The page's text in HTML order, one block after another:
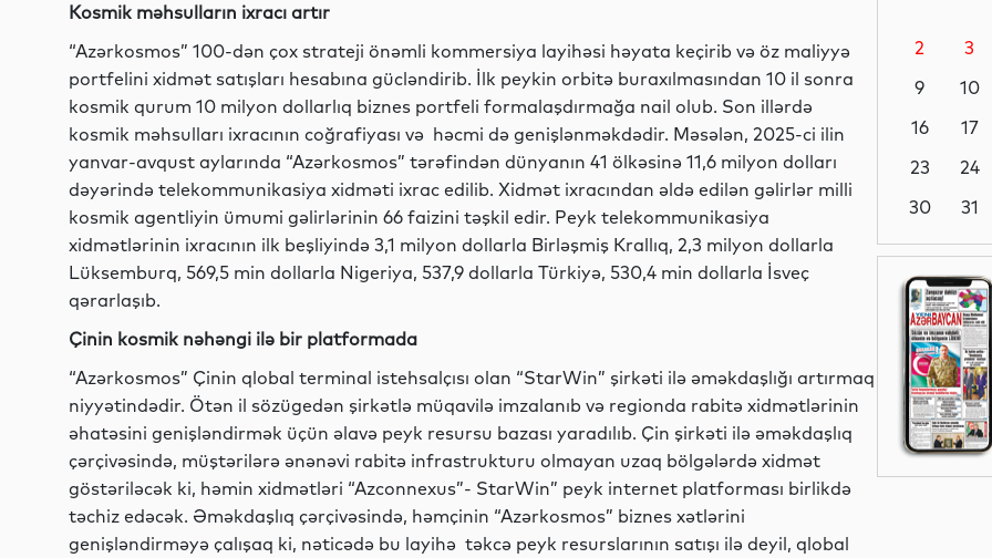
Kosmik məhsulların ixracı artır
“Azərkosmos” 100-dən çox strateji önəmli kommersiya layihəsi həyata keçirib və öz maliyyə
portfelini xidmət satışları hesabına gücləndirib. İlk peykin orbitə buraxılmasından 10 il sonra
kosmik qurum 10 milyon dollarlıq biznes portfeli formalaşdırmağa nail olub. Son illərdə
kosmik məhsulları ixracının coğrafiyası və həcmi də genişlənməkdədir. Məsələn, 2025-ci ilin
yanvar-avqust aylarında “Azərkosmos” tərəfindən dünyanın 41 ölkəsinə 11,6 milyon dolları
dəyərində telekommunikasiya xidməti ixrac edilib. Xidmət ixracından əldə edilən gəlirlər milli
kosmik agentliyin ümumi gəlirlərinin 66 faizini təşkil edir. Peyk telekommunikasiya
xidmətlərinin ixracının ilk beşliyində 3,1 milyon dollarla Birləşmiş Krallıq, 2,3 milyon dollarla
Lüksemburq, 569,5 min dollarla Nigeriya, 537,9 dollarla Türkiyə, 530,4 min dollarla İsveç
qərarlaşıb.
Çinin kosmik nəhəngi ilə bir platformada
“Azərkosmos” Çinin qlobal terminal istehsalçısı olan “StarWin” şirkəti ilə əməkdaşlığı artırmaq
niyyətindədir. Ötən il sözügedən şirkətlə müqavilə imzalanıb və regionda rabitə xidmətlərinin
əhatəsini genişləndirmək üçün əlavə peyk resursu bazası yaradılıb. Çin şirkəti ilə əməkdaşlıq
çərçivəsində, müştərilərə ənənəvi rabitə infrastrukturu olmayan uzaq bölgələrdə xidmət
göstəriləcək ki, həmin xidmətləri “Azconnexus”- StarWin” peyk internet platforması birlikdə
təchiz edəcək. Əməkdaşlıq çərçivəsində, həmçinin “Azərkosmos” biznes xətlərini
genişləndirməyə çalışaq ki, nəticədə bu layihə təkcə peyk resurslarının satışı ilə deyil, qlobal
Dünya
Elm
Dünya
Siyasət
2
3
9
10
16
17
23
24
30
31